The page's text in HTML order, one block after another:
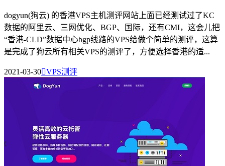
dogyun(狗云) 的香港VPS主机测评网站上面已经测试过了KC
数据的阿里云、三网优化、BGP、国际，还有CMI，这会儿把
“香港-CLD”数据中心bgp线路的VPS给做个简单的测评，这算
是完成了狗云所有相关VPS的测评了，方便选择香港的适...
2021-03-30VPS测评